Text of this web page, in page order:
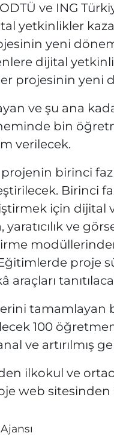
ve ING
yetkinlikler
yeni
dijital
projesinin yeni
ve şu ana
bin
verilecek.
birinci
Birinci
için dijital
ve
proje
araçları
tamamlayan
100
ve artırılmış
ilkokul ve
web sitesinden